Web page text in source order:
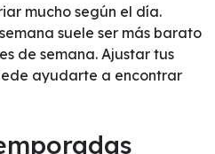
mucho según el día.
suele ser más barato
de semana. Ajustar tus
ayudarte a encontrar